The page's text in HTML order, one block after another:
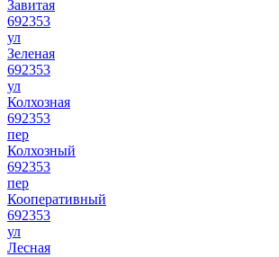
Завитая
692353
ул
Зеленая
692353
ул
Колхозная
692353
пер
Колхозный
692353
пер
Кооперативный
692353
ул
Лесная